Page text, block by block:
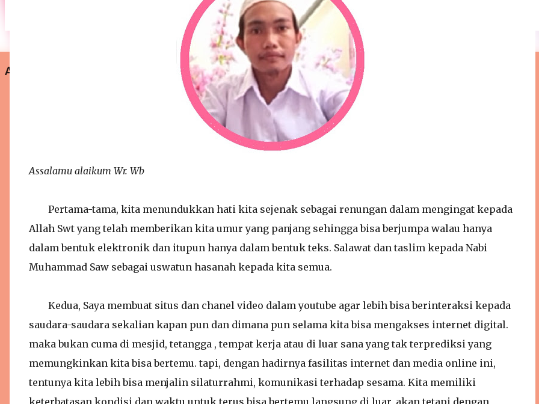
ARTIKEL UNGGULAN
Assalamu alaikum Wr. Wb
Pertama-tama, kita menundukkan hati kita sejenak sebagai renungan dalam mengingat kepada
Allah Swt yang telah memberikan kita umur yang panjang sehingga bisa berjumpa walau hanya
dalam bentuk elektronik dan itupun hanya dalam bentuk teks. Salawat dan taslim kepada Nabi
Muhammad Saw sebagai uswatun hasanah kepada kita semua.
Kedua, Saya membuat situs dan chanel video dalam youtube agar lebih bisa berinteraksi kepada
saudara-saudara sekalian kapan pun dan dimana pun selama kita bisa mengakses internet digital.
maka bukan cuma di mesjid, tetangga , tempat kerja atau di luar sana yang tak terprediksi yang
memungkinkan kita bisa bertemu. tapi, dengan hadirnya fasilitas internet dan media online ini,
tentunya kita lebih bisa menjalin silaturrahmi, komunikasi terhadap sesama. Kita memiliki
keterbatasan kondisi dan waktu untuk terus bisa bertemu langsung di luar, akan tetapi dengan